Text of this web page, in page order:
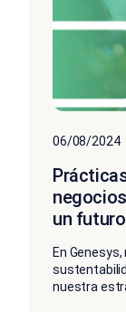
06/08/2024
un
En
nuestra